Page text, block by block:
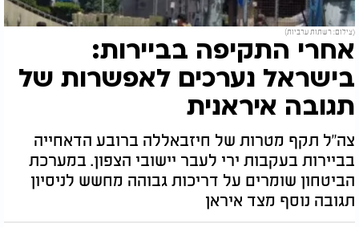
(צילום: רשתות ערביות)
אחרי התקיפה בביירות:
בישראל נערכים לאפשרות של
תגובה איראנית
צה"ל תקף מטרות של חיזבאללה ברובע הדאחייה
בביירות בעקבות ירי לעבר יישובי הצפון. במערכת
הביטחון שומרים על דריכות גבוהה מחשש לניסיון
תגובה נוסף מצד איראן